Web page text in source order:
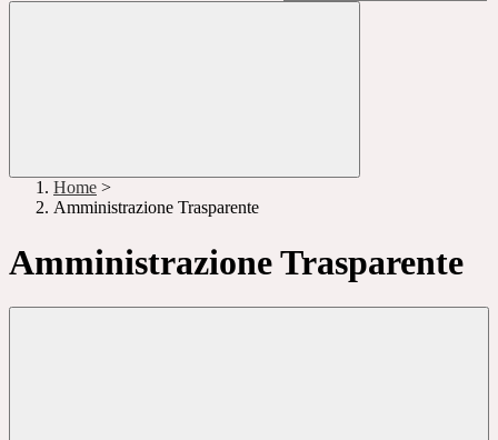
Home >
Amministrazione Trasparente
Amministrazione Trasparente